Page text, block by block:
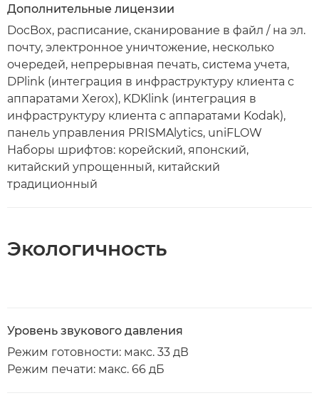
Дополнительные лицензии
DocBox, расписание, сканирование в файл / на эл.
почту, электронное уничтожение, несколько
очередей, непрерывная печать, система учета,
DPlink (интеграция в инфраструктуру клиента с
аппаратами Xerox), KDKlink (интеграция в
инфраструктуру клиента с аппаратами Kodak),
панель управления PRISMAlytics, uniFLOW
Наборы шрифтов: корейский, японский,
китайский упрощенный, китайский
традиционный
Экологичность
Уровень звукового давления
Режим готовности: макс. 33 дВ
Режим печати: макс. 66 дБ